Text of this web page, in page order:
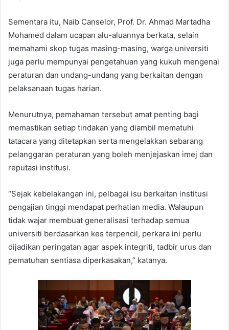
Sementara itu, Naib Canselor, Prof. Dr. Ahmad Martadha
Mohamed dalam ucapan alu-aluannya berkata, selain
memahami skop tugas masing-masing, warga universiti
juga perlu mempunyai pengetahuan yang kukuh mengenai
peraturan dan undang-undang yang berkaitan dengan
pelaksanaan tugas harian.
Menurutnya, pemahaman tersebut amat penting bagi
memastikan setiap tindakan yang diambil mematuhi
tatacara yang ditetapkan serta mengelakkan sebarang
pelanggaran peraturan yang boleh menjejaskan imej dan
reputasi institusi.
“Sejak kebelakangan ini, pelbagai isu berkaitan institusi
pengajian tinggi mendapat perhatian media. Walaupun
tidak wajar membuat generalisasi terhadap semua
universiti berdasarkan kes terpencil, perkara ini perlu
dijadikan peringatan agar aspek integriti, tadbir urus dan
pematuhan sentiasa diperkasakan,” katanya.